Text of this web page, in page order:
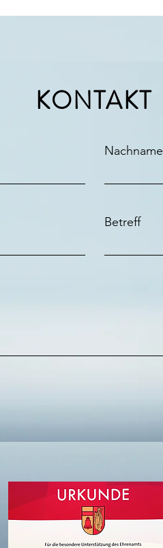
KONTAKT
Nachname
Betreff